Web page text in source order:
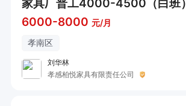
家具厂普工4000-4500（白班）
6000-8000 元/月
孝南区
刘华林
孝感柏悦家具有限责任公司